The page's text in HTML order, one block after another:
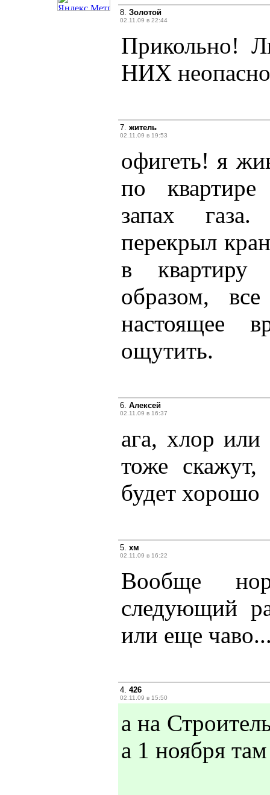
8. Золотой
02.11.09 в 22:44
Прикольно!
НИХ
7. житель
02.11.09 в 19:53
офигеть! я
по квартире
запах
перекрыл
в квартиру
образом,
настоящее
ощутить.
6. Алексей
02.11.09 в 16:37
ага, хлор
тоже
будет хорошо
5. хм
02.11.09 в 16:22
Вообще
следующий
или еще
4. 426
02.11.09 в 15:50
а на
а 1 ноября